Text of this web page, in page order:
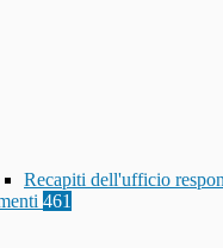
Recapiti dell'ufficio
461